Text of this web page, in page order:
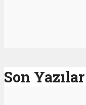
Son Yazılar